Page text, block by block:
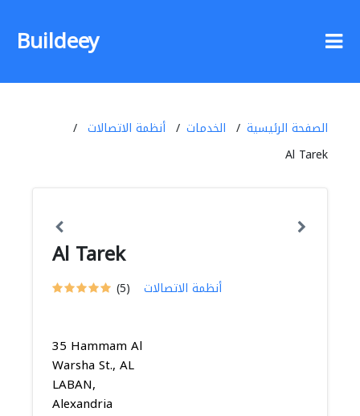
Buildeey
الصفحة الرئيسية الخدمات
أنظمة الاتصالات
Al Tarek
Al Tarek
(5) أنظمة الاتصالات
35 Hammam Al
Warsha St., AL
LABAN,
Alexandria